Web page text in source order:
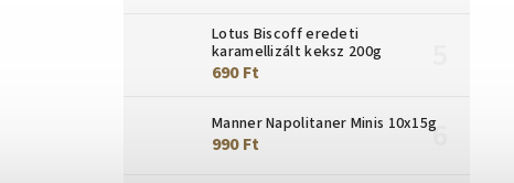
Lotus Biscoff eredeti
karamellizált keksz 200g
690 Ft
Manner Napolitaner Minis 10x15g
990 Ft